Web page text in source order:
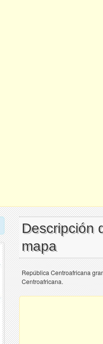
Descripción
mapa
República Centroafricana
Centroafricana.